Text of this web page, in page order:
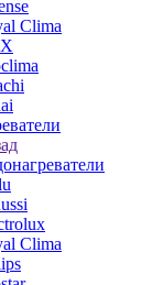
Clima
Clima